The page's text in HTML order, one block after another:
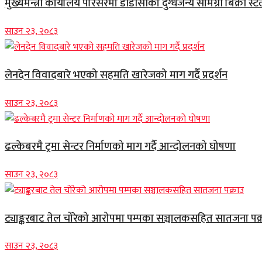
साउन २३, २०८३
लेनदेन विवादबारे भएको सहमति खारेजको माग गर्दै प्रदर्शन
साउन २३, २०८३
ढल्केबरमै ट्रमा सेन्टर निर्माणको माग गर्दै आन्दोलनको घोषणा
साउन २३, २०८३
ट्याङ्करबाट तेल चोरेको आरोपमा पम्पका सञ्चालकसहित सातजना
साउन २३, २०८३